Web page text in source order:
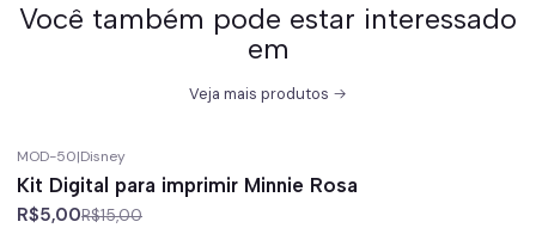
Você também pode estar interessado
em
Veja mais produtos
MOD-50|Disney
Kit Digital para imprimir Minnie Rosa
R$5,00R$15,00